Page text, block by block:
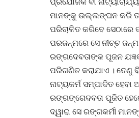
ମାନଙ୍କୁ ଉଲ୍ଲଙ୍ଘନ କରି
ପରିଚାଳିତ କରିବେ ସେଠାରେ
ପରଜନ୍ମରେ ସେ ନୀଚ୍ଚ
ରଙ୍ଗଦେବତାଙ୍କ ପୂଜନ
ପରିଗଣିତ କରାଯାଏ । ତେଣୁ
ନାଟ୍ୟକର୍ମ ସମ୍ପାଦିତ ହେବା
ରଙ୍ଗଙ୍ଗେଦବତା ପୂଜିତ
ଦ୍ୱାରା ସେ ରଙ୍ଗକର୍ମୀ